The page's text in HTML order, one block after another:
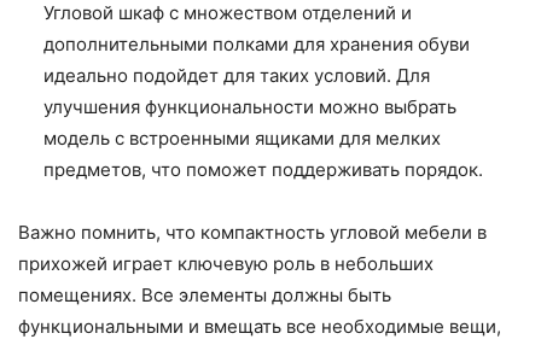
Угловой шкаф с множеством отделений и
дополнительными полками для хранения обуви
идеально подойдет для таких условий. Для
улучшения функциональности можно выбрать
модель с встроенными ящиками для мелких
предметов, что поможет поддерживать порядок.
Важно помнить, что компактность угловой мебели в
прихожей играет ключевую роль в небольших
помещениях. Все элементы должны быть
функциональными и вмещать все необходимые вещи,